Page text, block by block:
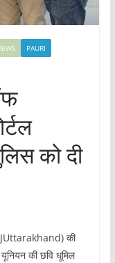
PAURI
को दी
की
की छवि धूमिल